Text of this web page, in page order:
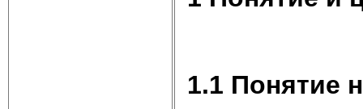
1.1 Понятие